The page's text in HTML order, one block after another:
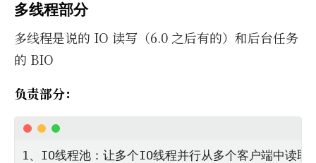
多线程部分
多线程是说的 IO 读写（6.0 之后有的）和后台任务
的 BIO
负责部分：
1、IO线程池：让多个IO线程并行从多个客户端中读取